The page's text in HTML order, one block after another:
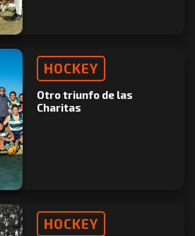
HOCKEY
Otro triunfo de las
Charitas
HOCKEY